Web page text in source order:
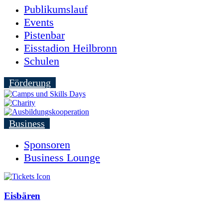
Publikumslauf
Events
Pistenbar
Eisstadion Heilbronn
Schulen
Förderung
Business
Sponsoren
Business Lounge
Eisbären